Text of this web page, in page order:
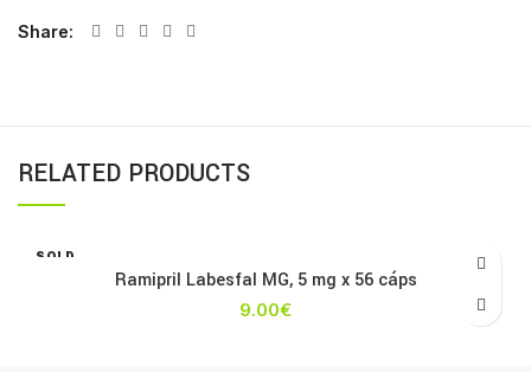
Share
RELATED PRODUCTS
SOLD
Ramipril Labesfal MG, 5 mg x 56 cáps
9.00€